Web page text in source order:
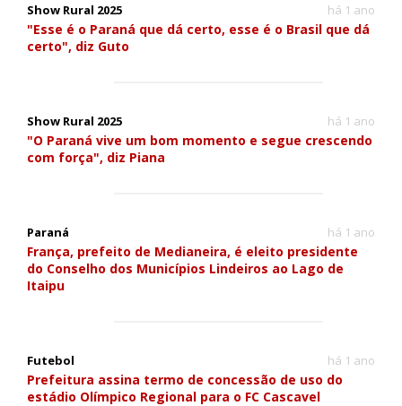
Show Rural 2025 há 1 ano
"Esse é o Paraná que dá certo, esse é o Brasil que dá
certo", diz Guto
Show Rural 2025 há 1 ano
"O Paraná vive um bom momento e segue crescendo
com força", diz Piana
Paraná há 1 ano
França, prefeito de Medianeira, é eleito presidente
do Conselho dos Municípios Lindeiros ao Lago de
Itaipu
Futebol há 1 ano
Prefeitura assina termo de concessão de uso do
estádio Olímpico Regional para o FC Cascavel